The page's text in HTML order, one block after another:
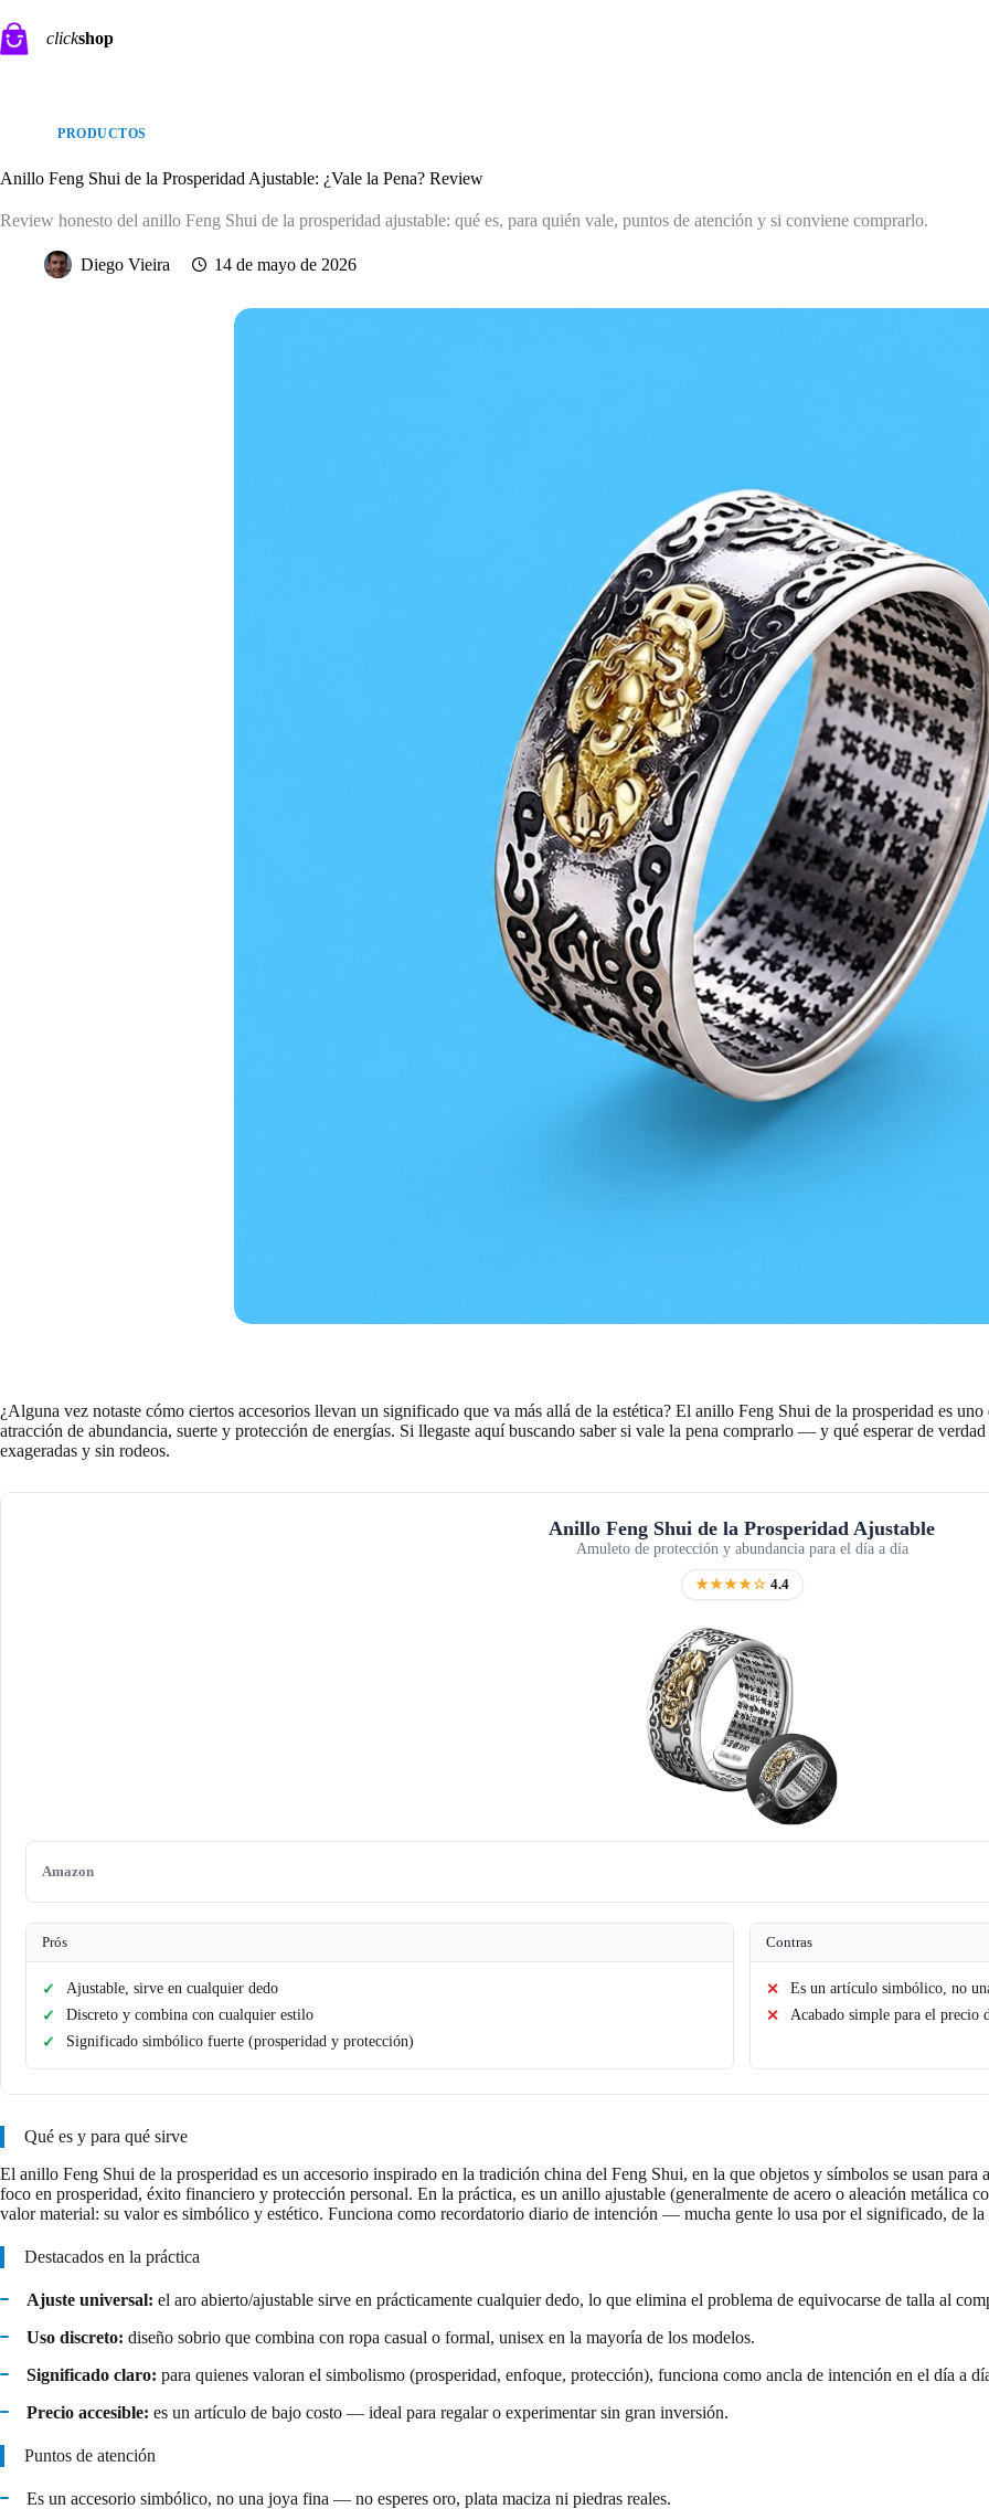
al
contenido
clickshop
PRODUCTOS
Anillo Feng Shui de la Prosperidad Ajustable: ¿Vale la Pena? Review
Review honesto del anillo Feng Shui de la prosperidad ajustable: qué es, para quién vale, puntos de atención y si conviene comprarlo.
Diego Vieira 14 de mayo de 2026
¿Alguna vez notaste cómo ciertos accesorios llevan un significado que va más allá de la estética? El anillo Feng Shui de la prosperidad es
atracción de abundancia, suerte y protección de energías. Si llegaste aquí buscando saber si vale la pena comprarlo — y qué esperar de
exageradas y sin rodeos.
Anillo Feng Shui de la Prosperidad Ajustable
Amuleto de protección y abundancia para el día a día
★★★★☆ 4.4
Amazon
Prós
Ajustable, sirve en cualquier dedo
Discreto y combina con cualquier estilo
Significado simbólico fuerte (prosperidad y protección)
Contras
Es un artículo simbólico, no
Acabado simple para el precio
Qué es y para qué sirve
El anillo Feng Shui de la prosperidad es un accesorio inspirado en la tradición china del Feng Shui, en la que objetos y símbolos se usan
foco en prosperidad, éxito financiero y protección personal. En la práctica, es un anillo ajustable (generalmente de acero o aleación metálica
valor material: su valor es simbólico y estético. Funciona como recordatorio diario de intención — mucha gente lo usa por el significado, de la
Destacados en la práctica
Ajuste universal: el aro abierto/ajustable sirve en prácticamente cualquier dedo, lo que elimina el problema de equivocarse de talla al
Uso discreto: diseño sobrio que combina con ropa casual o formal, unisex en la mayoría de los modelos.
Significado claro: para quienes valoran el simbolismo (prosperidad, enfoque, protección), funciona como ancla de intención en el día a
Precio accesible: es un artículo de bajo costo — ideal para regalar o experimentar sin gran inversión.
Puntos de atención
Es un accesorio simbólico, no una joya fina — no esperes oro, plata maciza ni piedras reales.